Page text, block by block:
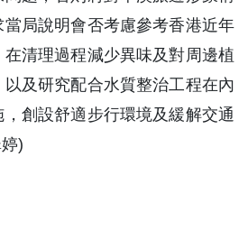
局說明會否考慮參考香港近年
清理過程減少異味及對周邊植
及研究配合水質整治工程在內
創設舒適步行環境及緩解交通
)